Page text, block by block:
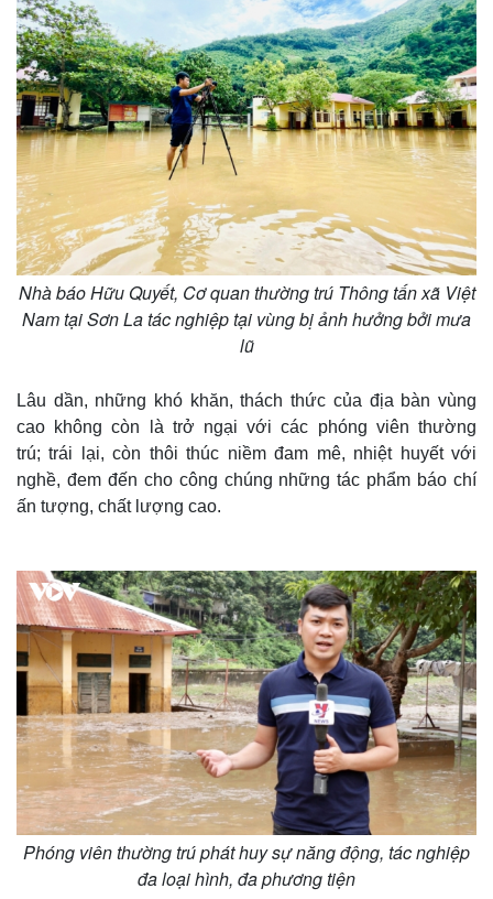
Thế giới
Quan sát
Cuộc sống đó đây
Hồ sơ
Multimedia
Video
Ảnh
E-Magazine
Infographic
Nhà báo Hữu Quyết, Cơ quan thường trú Thông tấn xã Việt
Nam tại Sơn La tác nghiệp tại vùng bị ảnh hưởng bởi mưa
lũ
Lâu dần, những khó khăn, thách thức của địa bàn vùng
cao không còn là trở ngại với các phóng viên thường
trú; trái lại, còn thôi thúc niềm đam mê, nhiệt huyết với
nghề, đem đến cho công chúng những tác phẩm báo chí
ấn tượng, chất lượng cao.
Phóng viên thường trú phát huy sự năng động, tác nghiệp
đa loại hình, đa phương tiện